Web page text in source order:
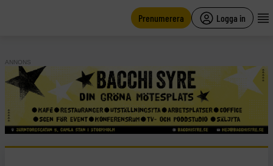
Prenumerera Logga in
ANNONS